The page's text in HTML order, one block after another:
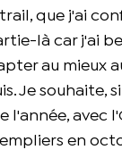
que j'ai
là car j'ai
au mieux
Je souhaite,
avec
en